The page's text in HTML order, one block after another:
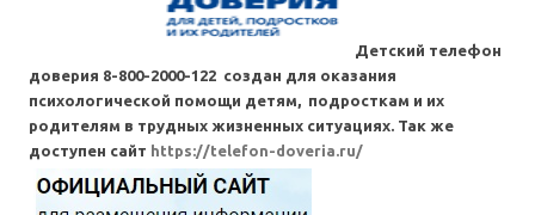
Детский телефон
доверия 8-800-2000-122 создан для оказания
психологической помощи детям, подросткам и их
родителям в трудных жизненных ситуациях. Так же
доступен сайт https://telefon-doveria.ru/